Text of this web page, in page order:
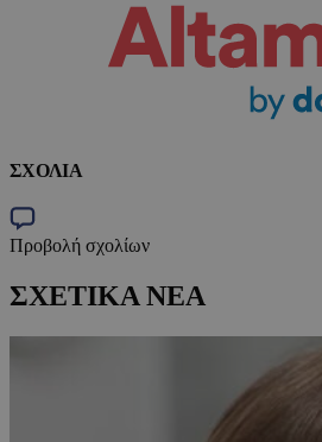
ΣΧΟΛΙΑ
Προβολή σχολίων
ΣΧΕΤΙΚΑ ΝΕΑ